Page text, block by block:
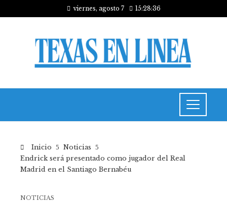
viernes, agosto 7 15:28:37
Inicio
Noticias
Endrick será presentado como jugador del Real
Madrid en el Santiago Bernabéu
NOTICIAS